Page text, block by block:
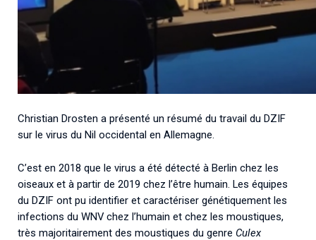
Christian Drosten a présenté un résumé du travail du DZIF
sur le virus du Nil occidental en Allemagne.
C’est en 2018 que le virus a été détecté à Berlin chez les
oiseaux et à partir de 2019 chez l’être humain. Les équipes
du DZIF ont pu identifier et caractériser génétiquement les
infections du WNV chez l’humain et chez les moustiques,
très majoritairement des moustiques du genre Culex